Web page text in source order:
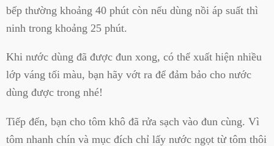
bếp thường khoảng 40 phút còn nếu dùng nồi áp suất thì
ninh trong khoảng 25 phút.
Khi nước dùng đã được đun xong, có thể xuất hiện nhiều
lớp váng tối màu, bạn hãy vớt ra để đảm bảo cho nước
dùng được trong nhé!
Tiếp đến, bạn cho tôm khô đã rửa sạch vào đun cùng. Vì
tôm nhanh chín và mục đích chỉ lấy nước ngọt từ tôm thôi